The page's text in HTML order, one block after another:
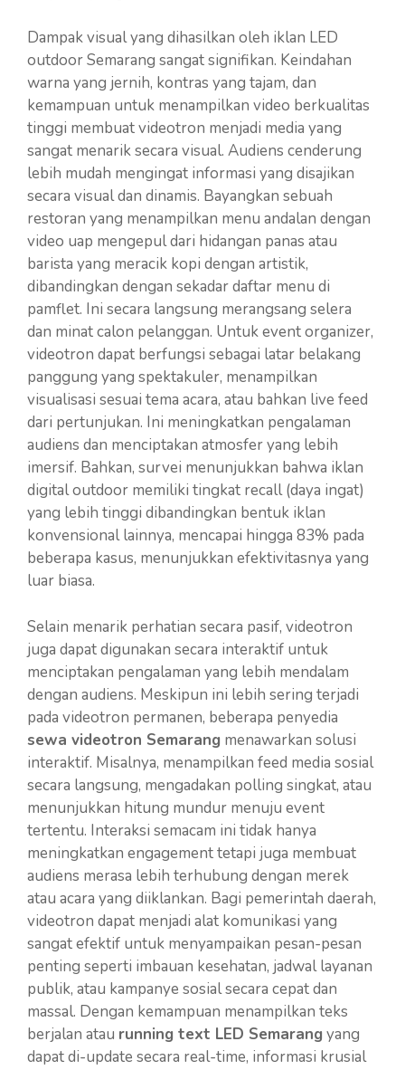
Dampak visual yang dihasilkan oleh iklan LED
outdoor Semarang sangat signifikan. Keindahan
warna yang jernih, kontras yang tajam, dan
kemampuan untuk menampilkan video berkualitas
tinggi membuat videotron menjadi media yang
sangat menarik secara visual. Audiens cenderung
lebih mudah mengingat informasi yang disajikan
secara visual dan dinamis. Bayangkan sebuah
restoran yang menampilkan menu andalan dengan
video uap mengepul dari hidangan panas atau
barista yang meracik kopi dengan artistik,
dibandingkan dengan sekadar daftar menu di
pamflet. Ini secara langsung merangsang selera
dan minat calon pelanggan. Untuk event organizer,
videotron dapat berfungsi sebagai latar belakang
panggung yang spektakuler, menampilkan
visualisasi sesuai tema acara, atau bahkan live feed
dari pertunjukan. Ini meningkatkan pengalaman
audiens dan menciptakan atmosfer yang lebih
imersif. Bahkan, survei menunjukkan bahwa iklan
digital outdoor memiliki tingkat recall (daya ingat)
yang lebih tinggi dibandingkan bentuk iklan
konvensional lainnya, mencapai hingga 83% pada
beberapa kasus, menunjukkan efektivitasnya yang
luar biasa.
Selain menarik perhatian secara pasif, videotron
juga dapat digunakan secara interaktif untuk
menciptakan pengalaman yang lebih mendalam
dengan audiens. Meskipun ini lebih sering terjadi
pada videotron permanen, beberapa penyedia
sewa videotron Semarang menawarkan solusi
interaktif. Misalnya, menampilkan feed media sosial
secara langsung, mengadakan polling singkat, atau
menunjukkan hitung mundur menuju event
tertentu. Interaksi semacam ini tidak hanya
meningkatkan engagement tetapi juga membuat
audiens merasa lebih terhubung dengan merek
atau acara yang diiklankan. Bagi pemerintah daerah,
videotron dapat menjadi alat komunikasi yang
sangat efektif untuk menyampaikan pesan-pesan
penting seperti imbauan kesehatan, jadwal layanan
publik, atau kampanye sosial secara cepat dan
massal. Dengan kemampuan menampilkan teks
berjalan atau running text LED Semarang yang
dapat di-update secara real-time, informasi krusial